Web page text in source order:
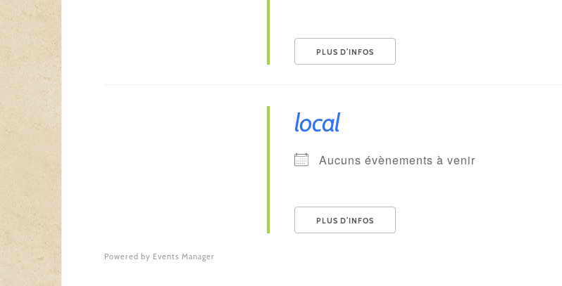
PLUS D’INFOS
local
Aucuns évènements à venir
PLUS D’INFOS
Powered by Events Manager